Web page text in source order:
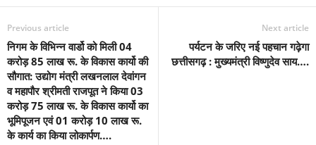
Previous article
निगम के विभिन्न वार्डो को मिली 04
करोड़ 85 लाख रू. के विकास कार्यो की
सौगात: उद्योग मंत्री लखनलाल देवांगन
व महापौर श्रीमती राजपूत ने किया 03
करोड़ 75 लाख रू. के विकास कार्यो का
भूमिपूजन एवं 01 करोड़ 10 लाख रू.
के कार्य का किया लोकार्पण….
Next article
पर्यटन के जरिए नई पहचान गढ़ेगा
छत्तीसगढ़ : मुख्यमंत्री विष्णुदेव साय….